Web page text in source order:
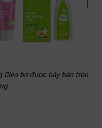
Cleo bơ được bày bán trên